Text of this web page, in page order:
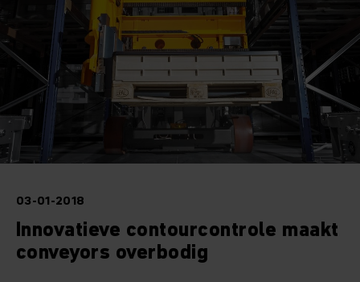
03-01-2018
Innovatieve contourcontrole maakt
conveyors overbodig